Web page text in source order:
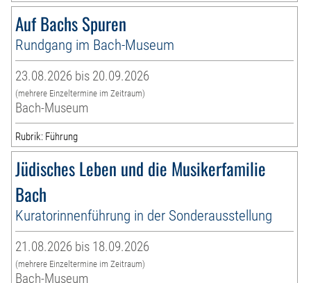
Auf Bachs Spuren
Rundgang im Bach-Museum
23.08.2026 bis 20.09.2026
(mehrere Einzeltermine im Zeitraum)
Bach-Museum
Rubrik: Führung
Jüdisches Leben und die Musikerfamilie
Bach
Kuratorinnenführung in der Sonderausstellung
21.08.2026 bis 18.09.2026
(mehrere Einzeltermine im Zeitraum)
Bach-Museum